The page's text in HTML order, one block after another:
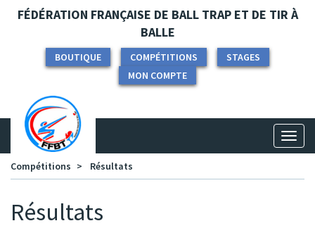
Panneau de gestion des cookies
FÉDÉRATION FRANÇAISE DE BALL TRAP ET DE TIR À
BALLE
BOUTIQUE COMPÉTITIONS
STAGES
MON COMPTE
Compétitions
Résultats
Résultats